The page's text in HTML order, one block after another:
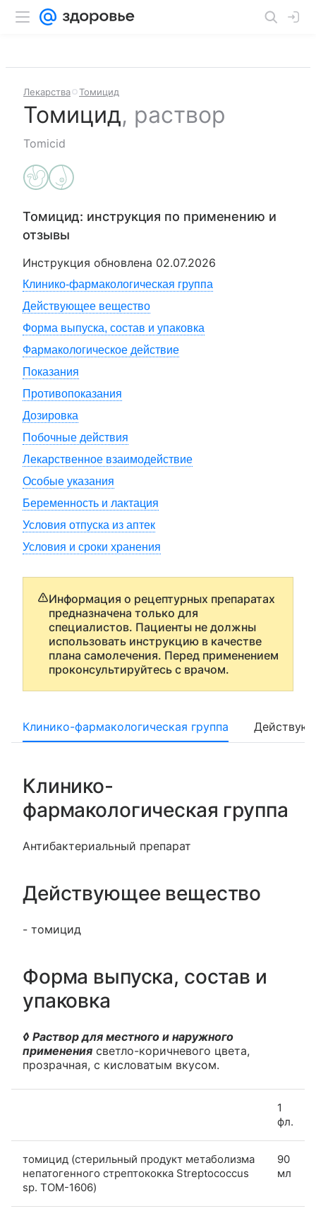
Лекарства Томицид
Томицид, раствор
Tomicid
Томицид: инструкция по применению и
отзывы
Инструкция обновлена 02.07.2026
Клинико-фармакологическая группа
Действующее вещество
Форма выпуска, состав и упаковка
Фармакологическое действие
Показания
Противопоказания
Дозировка
Побочные действия
Лекарственное взаимодействие
Особые указания
Беременность и лактация
Условия отпуска из аптек
Условия и сроки хранения
Информация о рецептурных препаратах
предназначена только для
специалистов. Пациенты не должны
использовать инструкцию в качестве
плана самолечения. Перед применением
проконсультируйтесь с врачом.
Клинико-фармакологическая группа
Клинико-
фармакологическая группа
Антибактериальный препарат
Действующее вещество
- томицид
Форма выпуска, состав и
упаковка
◊ Раствор для местного и наружного
применения светло-коричневого цвета,
прозрачная, с кисловатым вкусом.
1
фл.
томицид (стерильный продукт метаболизма
непатогенного стрептококка Streptococcus
sp. TOM-1606)
90
мл